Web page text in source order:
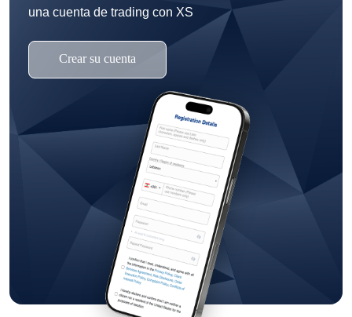
una cuenta de trading con XS
Crear su cuenta